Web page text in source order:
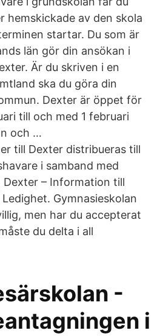
hemskickade av den skola
startar. Du som är
län gör din ansökan i
Är du skriven i en
ska du göra din
Dexter är öppet för
till och med 1 februari
och …
till Dexter distribueras till
i samband med
– Information till
Gymnasieskolan
men har du accepterat
du delta i all
-
i